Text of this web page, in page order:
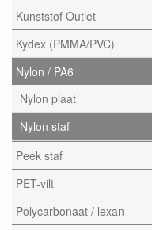
Kunststof Outlet
Kydex (PMMA/PVC)
Nylon / PA6
Nylon plaat
Nylon staf
Peek staf
PET-vilt
Polycarbonaat / lexan